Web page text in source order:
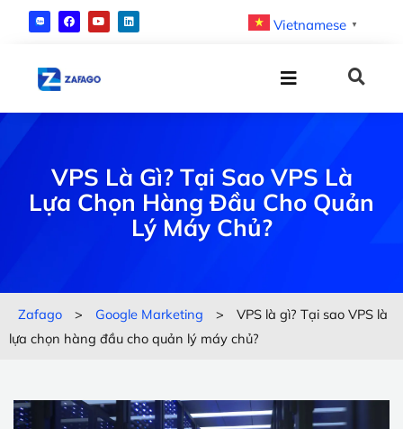
Vietnamese ▼
VPS Là Gì? Tại Sao VPS Là
Lựa Chọn Hàng Đầu Cho Quản
Lý Máy Chủ?
Zafago > Google Marketing >
VPS là gì? Tại sao VPS là
lựa chọn hàng đầu cho quản lý máy chủ?